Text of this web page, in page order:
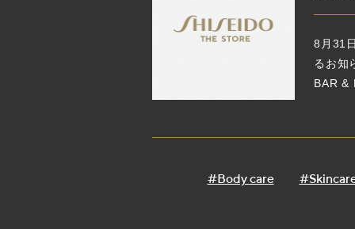
8月31
るお知
BAR &
#Body care